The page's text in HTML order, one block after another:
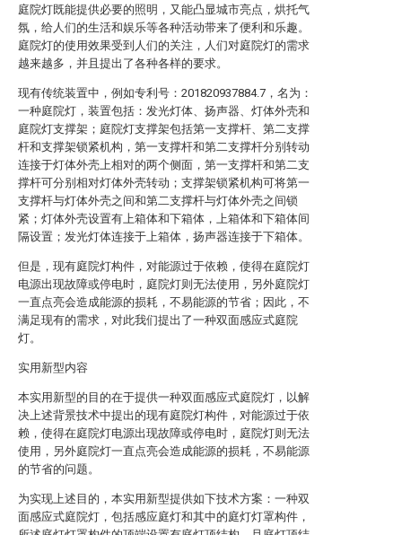
庭院灯既能提供必要的照明，又能凸显城市亮点，烘托气
氛，给人们的生活和娱乐等各种活动带来了便利和乐趣。
庭院灯的使用效果受到人们的关注，人们对庭院灯的需求
越来越多，并且提出了各种各样的要求。
现有传统装置中，例如专利号：201820937884.7，名为：
一种庭院灯，装置包括：发光灯体、扬声器、灯体外壳和
庭院灯支撑架；庭院灯支撑架包括第一支撑杆、第二支撑
杆和支撑架锁紧机构，第一支撑杆和第二支撑杆分别转动
连接于灯体外壳上相对的两个侧面，第一支撑杆和第二支
撑杆可分别相对灯体外壳转动；支撑架锁紧机构可将第一
支撑杆与灯体外壳之间和第二支撑杆与灯体外壳之间锁
紧；灯体外壳设置有上箱体和下箱体，上箱体和下箱体间
隔设置；发光灯体连接于上箱体，扬声器连接于下箱体。
但是，现有庭院灯构件，对能源过于依赖，使得在庭院灯
电源出现故障或停电时，庭院灯则无法使用，另外庭院灯
一直点亮会造成能源的损耗，不易能源的节省；因此，不
满足现有的需求，对此我们提出了一种双面感应式庭院
灯。
实用新型内容
本实用新型的目的在于提供一种双面感应式庭院灯，以解
决上述背景技术中提出的现有庭院灯构件，对能源过于依
赖，使得在庭院灯电源出现故障或停电时，庭院灯则无法
使用，另外庭院灯一直点亮会造成能源的损耗，不易能源
的节省的问题。
为实现上述目的，本实用新型提供如下技术方案：一种双
面感应式庭院灯，包括感应庭灯和其中的庭灯灯罩构件，